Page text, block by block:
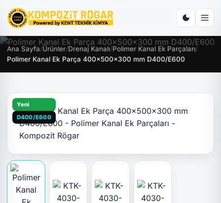
Ana Sayfa/Ürünler/Drenaj Kanalı/Polimer Kanal Ek Parçaları/
Polimer Kanal Ek Parça 400x500x300 mm D400/E600
Yeni
D400/E600